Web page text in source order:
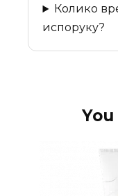
Колико
испоруку?